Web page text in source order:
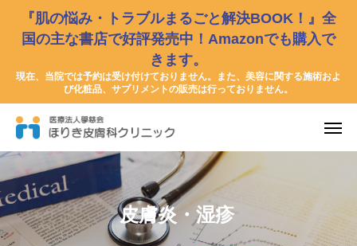
『肌の悩み・トラブルまるごと解決BOOK！』全
国の主な書店で好評発売中！Amazonでも購入で
きます。
現在、当院では予約は受け付けておりません。また、美容に関する施術およ
び化粧品、サプリメントの販売は行っておりません。
皮膚炎・湿疹
お知らせ
医師紹介
診療案内